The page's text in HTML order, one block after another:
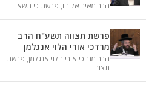
הרב מאיר אליהו, פרשת כי תשא
פרשת תצווה תשע"ח הרב
מרדכי אורי הלוי אנגלמן
הרב מרדכי אורי הלוי אנגלמן, פרשת
תצוה